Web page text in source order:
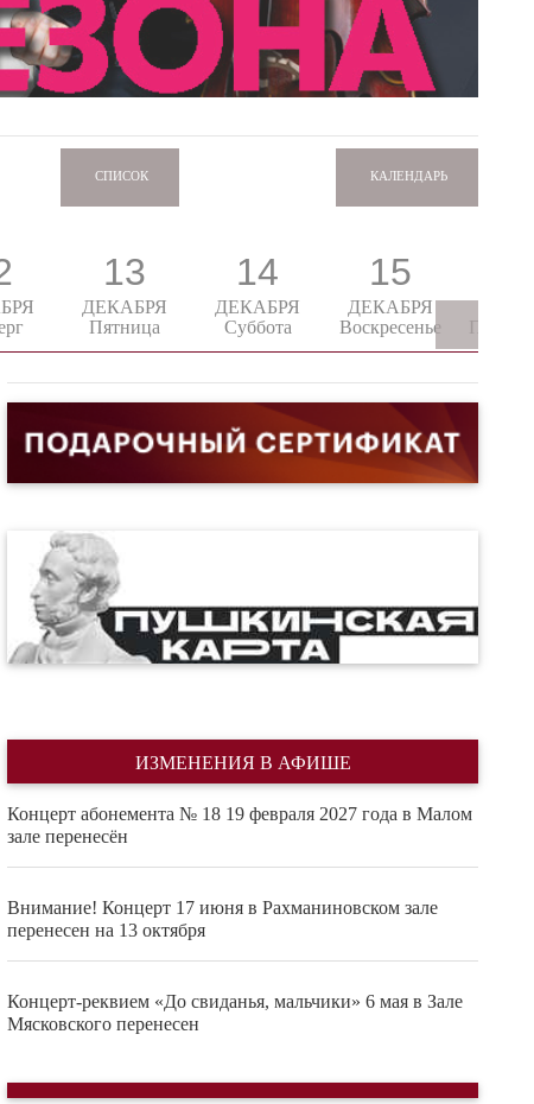
СПИСОК КАЛЕНДАРЬ
13
ДЕКАБРЯ
Пятница
14
ДЕКАБРЯ
Суббота
15
ДЕКАБРЯ
Воскресенье
ИЗМЕНЕНИЯ В АФИШЕ
Концерт абонемента № 18 19 февраля 2027 года в Малом
зале перенесён
Внимание! Концерт 17 июня в Рахманиновском зале
перенесен на 13 октября
Концерт-реквием «До свиданья, мальчики» 6 мая в Зале
Мясковского перенесен